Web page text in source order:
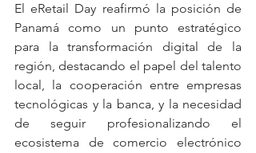
El eRetail Day reafirmó la posición de
Panamá como un punto estratégico
para la transformación digital de la
región, destacando el papel del talento
local, la cooperación entre empresas
tecnológicas y la banca, y la necesidad
de seguir profesionalizando el
ecosistema de comercio electrónico